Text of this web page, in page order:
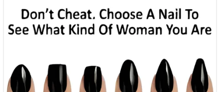
Anchetă incendiară la
Gherla, polițist acuzat de